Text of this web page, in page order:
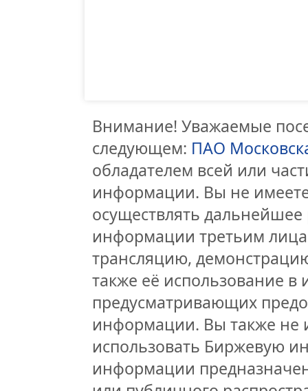
Внимание! Уважаемые
следующем: ПАО
обладателем всей или
информации. Вы не
осуществлять
информации третьим
трансляцию,
также её использование
предусматривающих
информации. Вы также не
использовать Биржевую
информации